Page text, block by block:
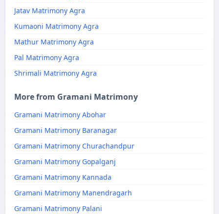
Jatav Matrimony Agra
Kumaoni Matrimony Agra
Mathur Matrimony Agra
Pal Matrimony Agra
Shrimali Matrimony Agra
More from Gramani Matrimony
Gramani Matrimony Abohar
Gramani Matrimony Baranagar
Gramani Matrimony Churachandpur
Gramani Matrimony Gopalganj
Gramani Matrimony Kannada
Gramani Matrimony Manendragarh
Gramani Matrimony Palani